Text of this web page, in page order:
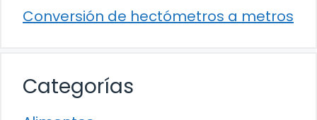
Conversión de hectómetros a metros
Categorías